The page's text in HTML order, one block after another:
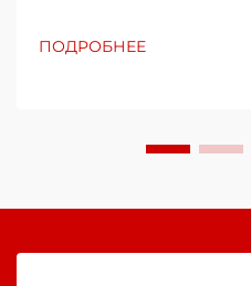
безопасность
ПОДРОБНЕЕ